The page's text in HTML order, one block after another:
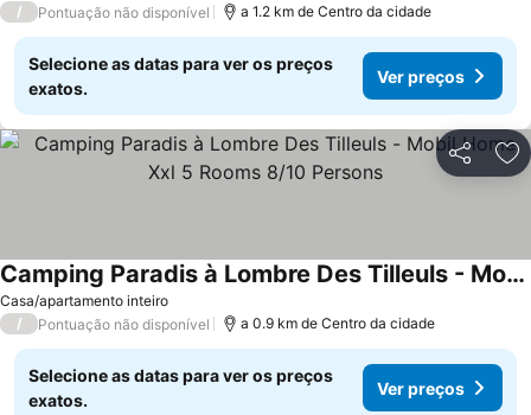
/ Pontuação não disponível a 1.2 km de Centro da cidade
Selecione as datas para ver os preços
exatos.
Ver preços
Partilhar
Casa/apartamento inteiro
Camping Paradis à Lombre Des Tilleuls - Mobil Home Xxl 5 Rooms 8/10 Persons
/ Pontuação não disponível a 0.9 km de Centro da cidade
Selecione as datas para ver os preços
exatos.
Ver preços